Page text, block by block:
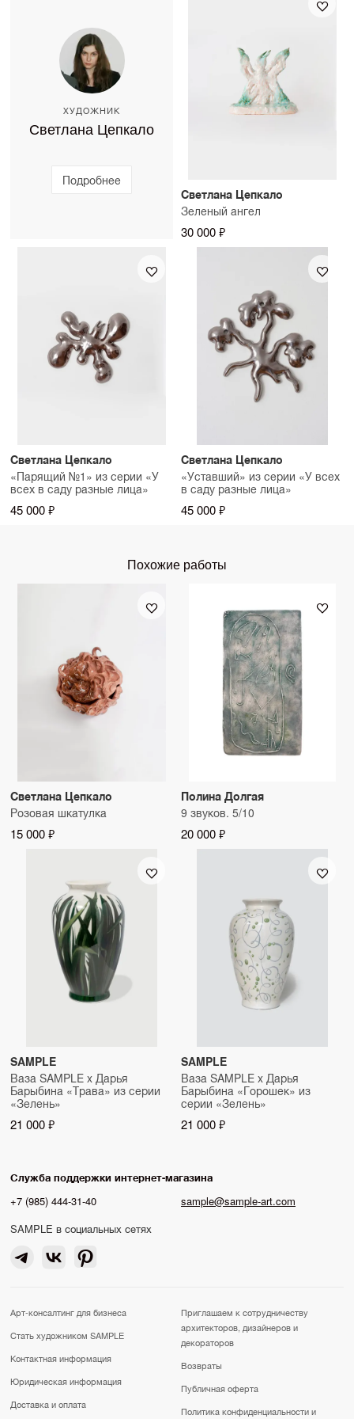
можно уточнить у консультанта SAMPLE.
ХУДОЖНИК
Светлана Цепкало
Подробнее
Светлана Цепкало
Зеленый ангел
30 000 ₽
Светлана Цепкало
«Парящий №1» из серии «У
всех в саду разные лица»
45 000 ₽
Светлана Цепкало
«Уставший» из серии «У всех
в саду разные лица»
45 000 ₽
Похожие работы
Светлана Цепкало
Розовая шкатулка
15 000 ₽
Полина Долгая
9 звуков. 5/10
20 000 ₽
SAMPLE
Ваза SAMPLE x Дарья
Барыбина «Трава» из серии
«Зелень»
21 000 ₽
SAMPLE
Ваза SAMPLE x Дарья
Барыбина «Горошек» из
серии «Зелень»
21 000 ₽
Служба поддержки интернет-магазина
+7 (985) 444-31-40
sample@sample-art.com
SAMPLE в социальных сетях
Арт-консалтинг для бизнеса
Стать художником SAMPLE
Контактная информация
Юридическая информация
Доставка и оплата
Приглашаем к сотрудничеству
архитекторов, дизайнеров и
декораторов
Возвраты
Публичная оферта
Политика конфиденциальности и